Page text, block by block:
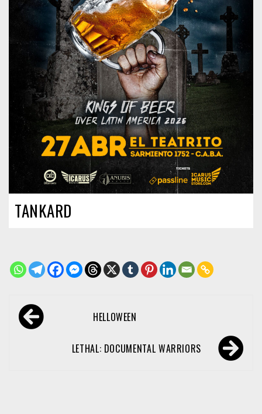
TANKARD
Navegación
de HELLOWEEN
LETHAL: DOCUMENTAL WARRIORS